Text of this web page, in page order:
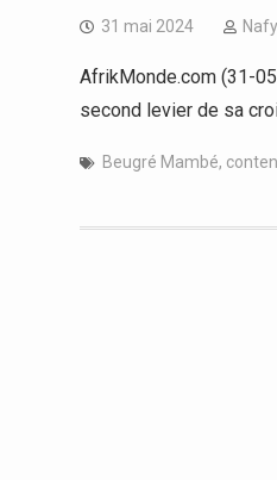
31 mai 2024
AfrikMonde.com (31-
second levier de sa
Beugré Mambé,